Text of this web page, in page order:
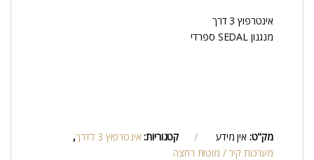
אינטרפוץ 3 דרך
מנגנון SEDAL ספרדי
מק"ט: אין מידע קטגוריות: אינטרפוץ 3 לדרך
,
מערכות קיר / מוטות רחצה